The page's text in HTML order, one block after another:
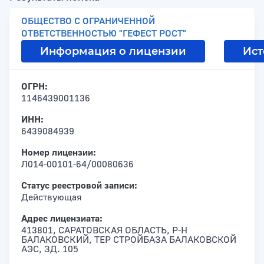
ОБЩЕСТВО С ОГРАНИЧЕННОЙ
ОТВЕТСТВЕННОСТЬЮ "ГЕФЕСТ РОСТ"
Информация о лицензии
ОГРН:
1146439001136
ИНН:
6439084939
Номер лицензии:
Л014-00101-64/00080636
Статус реестровой записи:
Действующая
Адрес лицензиата:
413801, САРАТОВСКАЯ ОБЛАСТЬ, Р-Н
БАЛАКОВСКИЙ, ТЕР СТРОЙБАЗА БАЛАКОВСКОЙ
АЭС, ЗД. 105